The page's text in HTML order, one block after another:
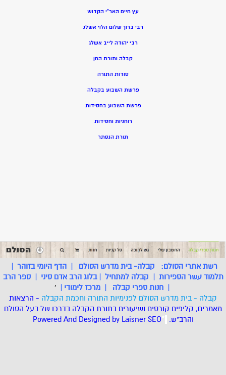
עץ חיים האר”י הקדוש
רבי ברוך שלום הלוי אשלג
רבי יהודה לייב אשלג
קבלה ותורת החן
סודות התורה
פרשת השבוע בקבלה
פרשת השבוע בחסידות
רוחניות וחסידות
תורת הנסתר
רשת אתרי הסולם: קבלה- בית מדרש הסולם |הדף היומי בזוהר |
תלמוד עשר הספירות | קבלה למתחיל |בלוג הרב אדם סיני |ספר הרב
| חנות ספרי קבלה | מרכז לימודי |
'
קבלה - בית מדרש הסולם לפנימיות התורה וחכמת הקבלה - הרצאות
מאמרים, קליפים קורסים ושיעורים בתורת הקבלה בדרכו של בעל הסולם
והרב"ש. *
Powered And Designed by LaisnerSEO